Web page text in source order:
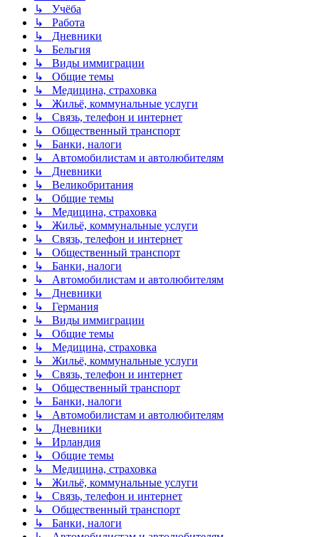
↳ Учёба
↳ Работа
↳ Дневники
↳ Бельгия
↳ Виды иммиграции
↳ Общие темы
↳ Медицина, страховка
↳ Жильё, коммунальные услуги
↳ Связь, телефон и интернет
↳ Общественный транспорт
↳ Банки, налоги
↳ Автомобилистам и автолюбителям
↳ Дневники
↳ Великобритания
↳ Общие темы
↳ Медицина, страховка
↳ Жильё, коммунальные услуги
↳ Связь, телефон и интернет
↳ Общественный транспорт
↳ Банки, налоги
↳ Автомобилистам и автолюбителям
↳ Дневники
↳ Германия
↳ Виды иммиграции
↳ Общие темы
↳ Медицина, страховка
↳ Жильё, коммунальные услуги
↳ Связь, телефон и интернет
↳ Общественный транспорт
↳ Банки, налоги
↳ Автомобилистам и автолюбителям
↳ Дневники
↳ Ирландия
↳ Общие темы
↳ Медицина, страховка
↳ Жильё, коммунальные услуги
↳ Связь, телефон и интернет
↳ Общественный транспорт
↳ Банки, налоги